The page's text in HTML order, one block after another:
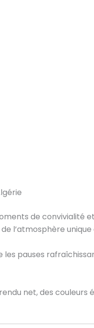
de convivialité
l’atmosphère
pauses
net, des couleurs